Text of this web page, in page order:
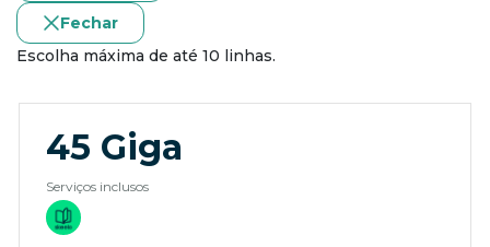
Fechar
Escolha máxima de até 10 linhas.
45 Giga
Serviços inclusos